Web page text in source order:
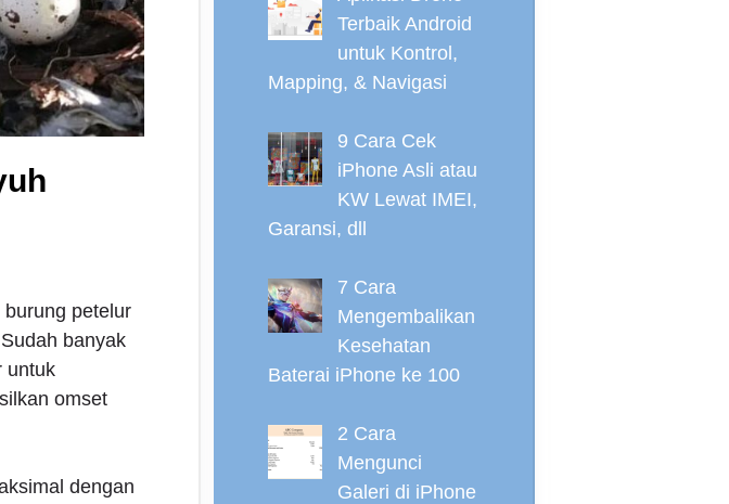
petelur
banyak
untuk
omset
dengan
Terbaik Android
untuk Kontrol,
Mapping, & Navigasi
9 Cara Cek
iPhone Asli atau
KW Lewat IMEI,
Garansi, dll
7 Cara
Mengembalikan
Kesehatan
Baterai iPhone ke 100
2 Cara
Mengunci
Galeri di iPhone